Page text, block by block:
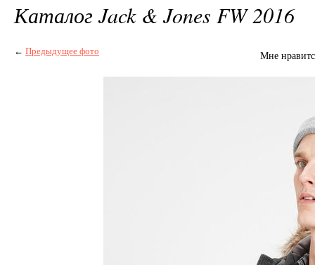
Каталог Jack & Jones FW 2016
← Предыдущее фото Мне